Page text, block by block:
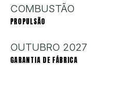
COMBUSTÃO
PROPULSÃO
OUTUBRO 2027
GARANTIA DE FÁBRICA